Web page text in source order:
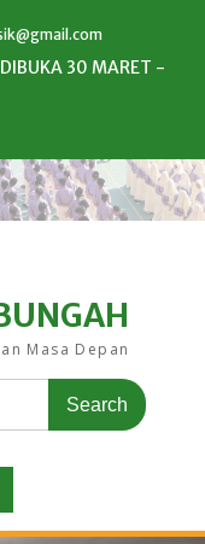
30 MARET -
Masa Depan